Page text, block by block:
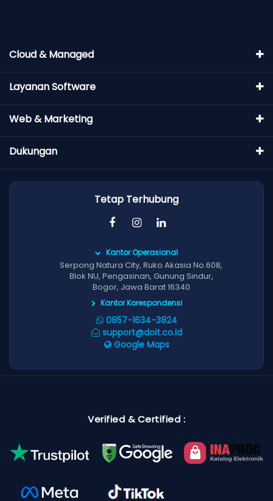
Cloud & Managed
Layanan Software
Web & Marketing
Dukungan
Tetap Terhubung
Kantor Operasional
Serpong Natura City, Ruko Akasia No.608,
Blok NU, Pengasinan, Gunung Sindur,
Bogor, Jawa Barat 16340
Kantor Korespondensi
0857-1634-3824
support@doit.co.id
Google Maps
Verified & Certified :